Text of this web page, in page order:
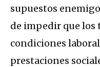
supuestos
de impedir que los
condiciones
prestaciones